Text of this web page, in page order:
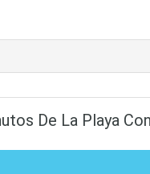
De La Playa